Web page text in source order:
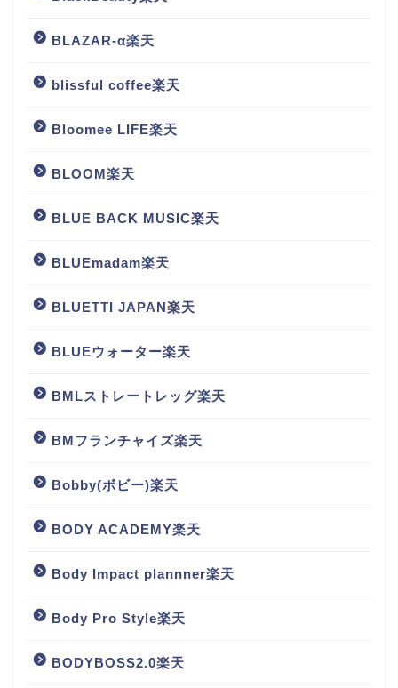
BLAZAR-α楽天
blissful coffee楽天
Bloomee LIFE楽天
BLOOM楽天
BLUE BACK MUSIC楽天
BLUEmadam楽天
BLUETTI JAPAN楽天
BLUEウォーター楽天
BMLストレートレッグ楽天
BMフランチャイズ楽天
Bobby(ボビー)楽天
BODY ACADEMY楽天
Body Impact plannner楽天
Body Pro Style楽天
BODYBOSS2.0楽天